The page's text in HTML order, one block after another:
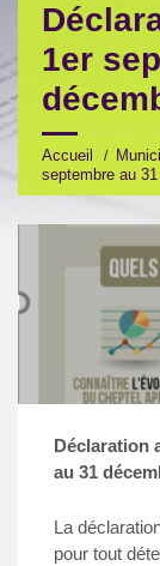
1er
Accueil
septembre au
Déclaration
au 31
La
pour tout